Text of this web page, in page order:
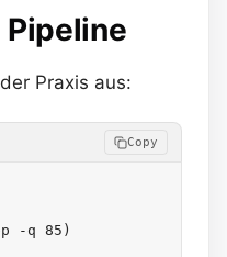
Praxis aus:
Copy
-q 85)